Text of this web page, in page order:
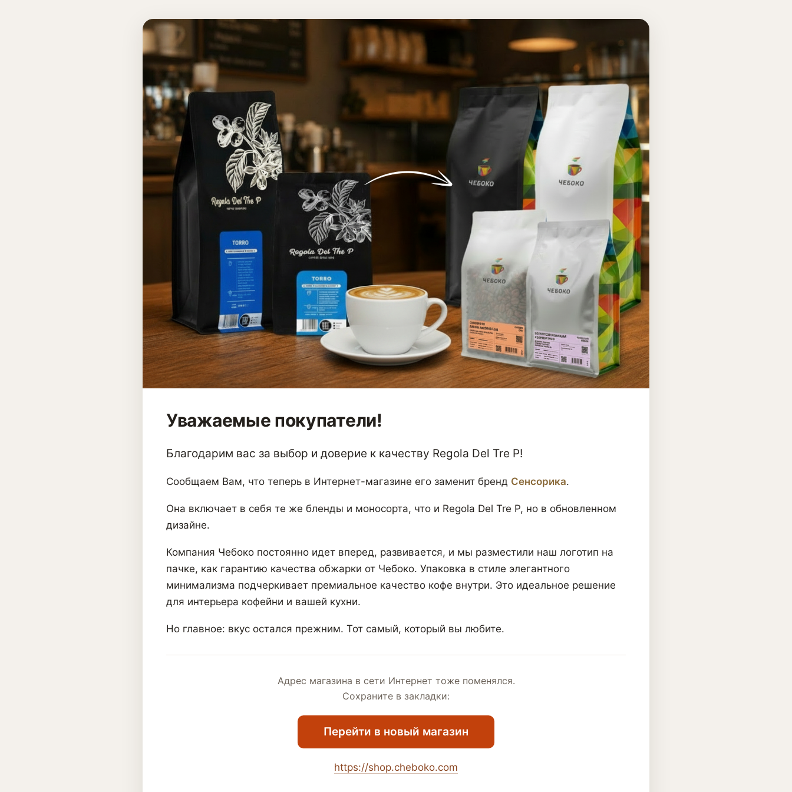
Уважаемые покупатели!
Благодарим вас за выбор и доверие к качеству Regola Del Tre P!
Сообщаем Вам, что теперь в Интернет-магазине его заменит бренд Сенсорика.
Она включает в себя те же бленды и моносорта, что и Regola Del Tre P, но в обновленном
дизайне.
Компания Чебоко постоянно идет вперед, развивается, и мы разместили наш логотип на
пачке, как гарантию качества обжарки от Чебоко. Упаковка в стиле элегантного
минимализма подчеркивает премиальное качество кофе внутри. Это идеальное решение
для интерьера кофейни и вашей кухни.
Но главное: вкус остался прежним. Тот самый, который вы любите.
Адрес магазина в сети Интернет тоже поменялся.
Сохраните в закладки:
Перейти в новый магазин
https://shop.cheboko.com